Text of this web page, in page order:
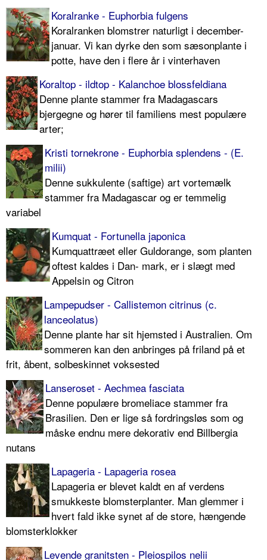
Koralranke - Euphorbia fulgens
Koralranken blomstrer naturligt i december-
januar. Vi kan dyrke den som sæsonplante i
potte, have den i flere år i vinterhaven
Koraltop - ildtop - Kalanchoe blossfeldiana
Denne plante stammer fra Madagascars
bjergegne og hører til familiens mest populære
arter;
Kristi tornekrone - Euphorbia splendens - (E.
milii)
Denne sukkulente (saftige) art vortemælk
stammer fra Madagascar og er temmelig
variabel
Kumquat - Fortunella japonica
Kumquattræet eller Guldorange, som planten
oftest kaldes i Dan- mark, er i slægt med
Appelsin og Citron
Lampepudser - Callistemon citrinus (c.
lanceolatus)
Denne plante har sit hjemsted i Australien. Om
sommeren kan den anbringes på friland på et
frit, åbent, solbeskinnet voksested
Lanseroset - Aechmea fasciata
Denne populære bromeliace stammer fra
Brasilien. Den er lige så fordringsløs som og
måske endnu mere dekorativ end Billbergia
nutans
Lapageria - Lapageria rosea
Lapageria er blevet kaldt en af verdens
smukkeste blomsterplanter. Man glemmer i
hvert fald ikke synet af de store, hængende
blomsterklokker
Levende granitsten - Pleiospilos nelii